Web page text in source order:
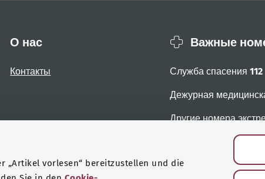
„Artikel vorlesen“ bereitzustellen und die
О нас
Контакты
Важные
Служба спасения 112
Дежурная
Другие номера